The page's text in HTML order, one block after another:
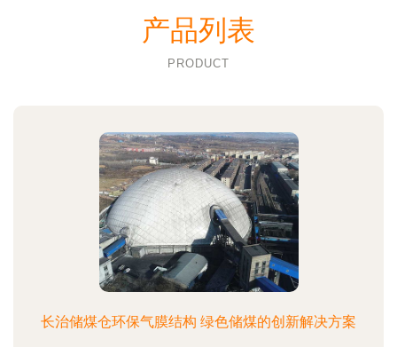
产品列表
PRODUCT
长治储煤仓环保气膜结构 绿色储煤的创新解决方案